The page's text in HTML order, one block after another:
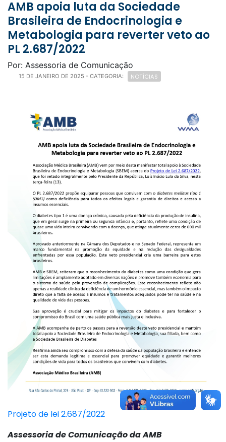
AMB apoia luta da Sociedade
Brasileira de Endocrinologia e
Metabologia para reverter veto ao
PL 2.687/2022
Por: Assessoria de Comunicação
15 DE JANEIRO DE 2025 - CATEGORIA: NOTÍCIAS
Projeto de lei 2.687/2022
Assessoria de Comunicação da AMB